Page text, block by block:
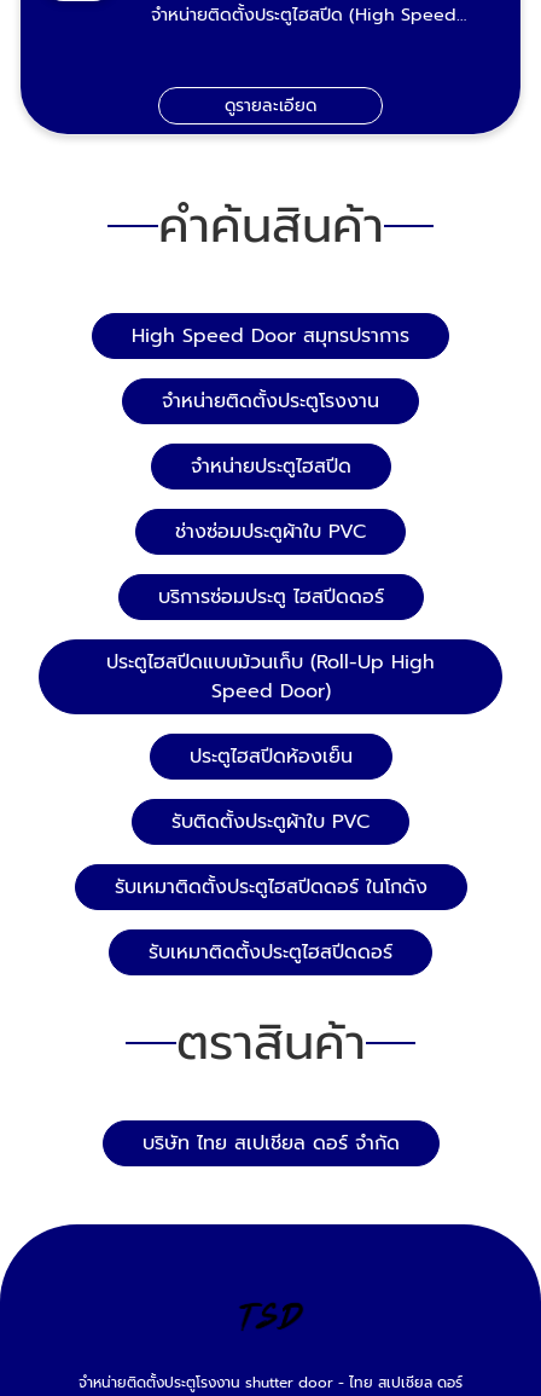
จำหน่ายติดตั้งประตูไฮสปีด (High Speed
ยอมรับจากมาตรฐานสากล ประตูม้วนไฮสปีดมี
ความโปร่งแสงปิดมิดชิดแนบสนิทช่วยกันสิ่ง
แปลกปลอมอิ่นๆ ประตูไฮสปีดคืออะไร? ประตู
โรงงานและโกดังมีประสิทธิภาพมากขึ้น ลดการ
สูญเสียพลังงาน ป้องกันฝุ่น แมลง และสิ่งปน
อุณหภูมิได้ดี เหมาะกับห้องเย็น/ห้องแช่แข็ง
ประหยัดพลังงาน ป้องกันฝุ่นและแมลง บานประตู
ปลอดภัยสูง มาพร้อมเซ็นเซอร์ตรวจจับสิ่ง
กีดขวาง ลดความเสี่ยงอุบัติเหตุ เปิด-ปิดรวดเร็ว
เพิ่มความคล่องตัวในการทำงาน ลดเวลาสูญเปล่า
ทนทานและซ่อมง่าย ผ้าใบ PVC คุณภาพสูง รับ
แรงกระแทกได้ดี ทำความสะอาดง่าย
ดูรายละเอียด
คำค้นสินค้า
High Speed Door สมุทรปราการ
จำหน่ายติดตั้งประตูโรงงาน
จำหน่ายประตูไฮสปีด
ช่างซ่อมประตูผ้าใบ PVC
บริการซ่อมประตู ไฮสปีดดอร์
ประตูไฮสปีดแบบม้วนเก็บ (Roll-Up High
Speed Door)
ประตูไฮสปีดห้องเย็น
รับติดตั้งประตูผ้าใบ PVC
รับเหมาติดตั้งประตูไฮสปีดดอร์ ในโกดัง
รับเหมาติดตั้งประตูไฮสปีดดอร์
ตราสินค้า
บริษัท ไทย สเปเชียล ดอร์ จำกัด
จำหน่ายติดตั้งประตูโรงงาน shutter door - ไทย สเปเชียล ดอร์